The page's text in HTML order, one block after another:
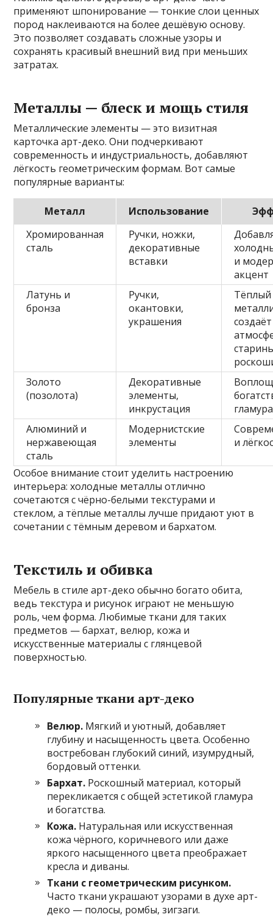
применяют шпонирование — тонкие слои ценных
пород наклеиваются на более дешёвую основу.
Это позволяет создавать сложные узоры и
сохранять красивый внешний вид при меньших
затратах.
Металлы — блеск и мощь стиля
Металлические элементы — это визитная
карточка арт-деко. Они подчеркивают
современность и индустриальность, добавляют
лёгкость геометрическим формам. Вот самые
популярные варианты:
Металл Использование
Хромированная
сталь
Ручки, ножки,
декоративные
вставки
и
акцент
Латунь и
бронза
Ручки,
окантовки,
украшения
Тёплый
создаёт
Золото
(позолота)
Декоративные
элементы,
инкрустация
гламура
Алюминий и
нержавеющая
сталь
Модернистские
элементы
и
Особое внимание стоит уделить настроению
интерьера: холодные металлы отлично
сочетаются с чёрно-белыми текстурами и
стеклом, а тёплые металлы лучше придают уют в
сочетании с тёмным деревом и бархатом.
Текстиль и обивка
Мебель в стиле арт-деко обычно богато обита,
ведь текстура и рисунок играют не меньшую
роль, чем форма. Любимые ткани для таких
предметов — бархат, велюр, кожа и
искусственные материалы с глянцевой
поверхностью.
Популярные ткани арт-деко
Велюр. Мягкий и уютный, добавляет
глубину и насыщенность цвета. Особенно
востребован глубокий синий, изумрудный,
бордовый оттенки.
Бархат. Роскошный материал, который
перекликается с общей эстетикой гламура
и богатства.
Кожа. Натуральная или искусственная
кожа чёрного, коричневого или даже
яркого насыщенного цвета преображает
кресла и диваны.
Ткани с геометрическим рисунком.
Часто ткани украшают узорами в духе арт-
деко — полосы, ромбы, зигзаги.